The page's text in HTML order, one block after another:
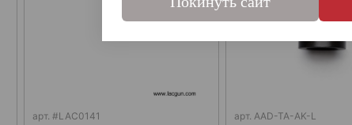
арт.#LAC0141 арт. AAD-TA-AK-L